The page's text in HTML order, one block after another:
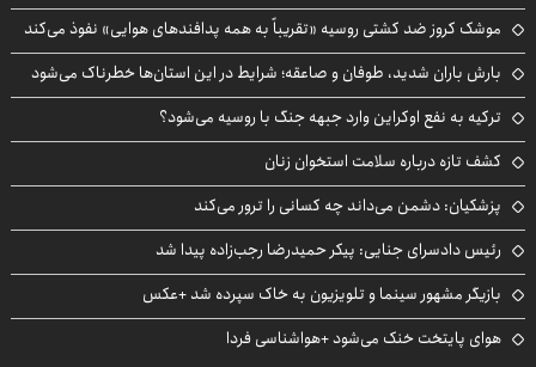
موشک کروز ضد کشتی روسیه «تقریباً به همه پدافندهای هوایی» نفوذ می‌کند
بارش باران شدید، طوفان و صاعقه؛ شرایط در این استان‌ها خطرناک می‌شود
ترکیه به نفع اوکراین وارد جبهه جنگ با روسیه می‌شود؟
کشف تازه درباره سلامت استخوان زنان
پزشکیان: دشمن می‌داند چه کسانی را ترور می‌کند
رئیس دادسرای جنایی: پیکر حمیدرضا رجب‌زاده پیدا شد
بازیگر مشهور سینما و تلویزیون به خاک سپرده شد +عکس
هوای پایتخت خنک می‌شود +هواشناسی فردا